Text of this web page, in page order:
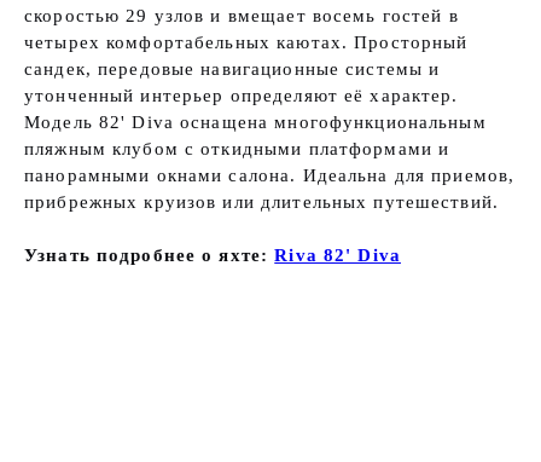
скоростью 29 узлов и вмещает восемь гостей в
четырех комфортабельных каютах. Просторный
сандек, передовые навигационные системы и
утонченный интерьер определяют её характер.
Модель 82' Diva оснащена многофункциональным
пляжным клубом с откидными платформами и
панорамными окнами салона. Идеальна для приемов,
прибрежных круизов или длительных путешествий.
Узнать подробнее о яхте:Riva 82' Diva